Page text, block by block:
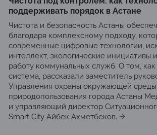
поддерживать порядок в Астане
Чистота и безопасность Астаны
благодаря комплексному подходу,
современные цифровые технологии,
интеллект, экологические инициативы
работу коммунальных служб. О том, как
система, рассказали заместитель
Управления охраны окружающей
природопользования города Астаны
и управляющий директор
Smart City Айбек Ахметбеков.